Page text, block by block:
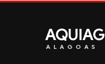
AQUIAG
ALAGOAS